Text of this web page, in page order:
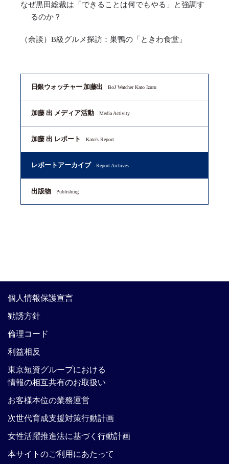
なぜ黒田総裁は「できることは何でもやる」と強調す
るのか？
（余談）B級グルメ探訪：巣鴨の「ときわ食堂」
日銀ウォッチャー 加藤出 BoJ Watcher Kato Izuru
加藤 出 メディア活動 Media Activity
加藤 出 レポート Kato's Report
レポートアーカイブ Report Archives
出版物 Publishing
個人情報保護宣言
勧誘方針
倫理コード
利益相反
東京短資グループにおける
情報の相互共有のお取扱い
お客様本位の業務運営
次世代育成支援対策行動計画
女性活躍推進法に基づく行動計画
本サイトのご利用にあたって